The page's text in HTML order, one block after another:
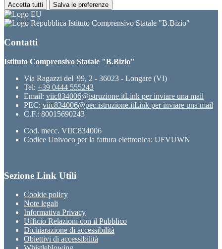
Accetta tutti Salva le preferenze
Istituto Comprensivo Statale "B.Bizio"
Contatti
Istituto Comprensivo Statale "B.Bizio"
Via Ragazzi del '99, 2 - 36023 - Longare (VI)
Tel: +39 0444 555243
Email: viic834006@istruzione.itLink per inviare una mail
PEC: viic834006@pec.istruzione.itLink per inviare una mail
C.F.: 80015690243
Cod. mecc. VIIC834006
Codice Univoco per la fattura elettronica: UFVUWN
Sezione Link Utili
Cookie policy
Note legali
Informativa Privacy
Ufficio Relazioni con il Pubblico
Dichiarazione di accessibilità
Obiettivi di accessibilità